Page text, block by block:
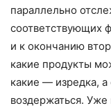
параллельно
соответствующих
и к окончанию
какие продукты
какие — изредка, а
воздержаться.